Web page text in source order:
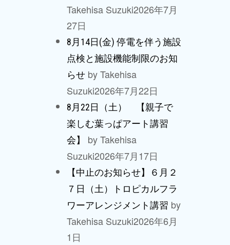
Takehisa Suzuki2026年7月
27日
8月14日(金) 停電を伴う施設
点検と施設機能制限のお知
らせ by Takehisa
Suzuki2026年7月22日
8月22日（土） 【親子で
楽しむ葉っぱアート講習
会】
by Takehisa
Suzuki2026年7月17日
【中止のお知らせ】６月２
７日（土）トロピカルフラ
ワーアレンジメント講習 by
Takehisa Suzuki2026年6月
1日